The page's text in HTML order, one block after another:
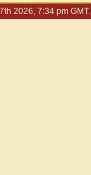
2026, 7:34 pm GMT.